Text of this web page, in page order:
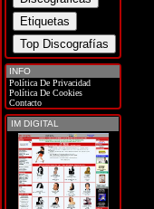
INFO
Política De Privacidad
Política De Cookies
Contacto
IM DIGITAL